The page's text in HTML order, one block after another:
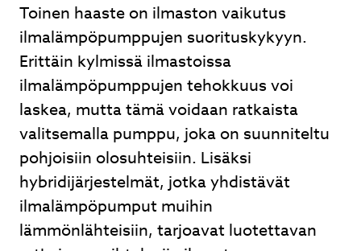
Toinen haaste on ilmaston vaikutus
ilmalämpöpumppujen suorituskykyyn.
Erittäin kylmissä ilmastoissa
ilmalämpöpumppujen tehokkuus voi
laskea, mutta tämä voidaan ratkaista
valitsemalla pumppu, joka on suunniteltu
pohjoisiin olosuhteisiin. Lisäksi
hybridijärjestelmät, jotka yhdistävät
ilmalämpöpumput muihin
lämmönlähteisiin, tarjoavat luotettavan